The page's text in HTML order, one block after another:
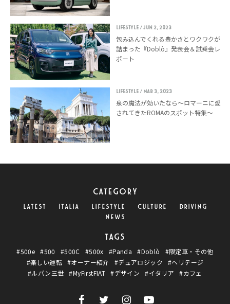
LIFESTYLE/ Jun 2, 2023
包み込んでくれる豊かさとワクワクが
詰まった『Doblò』発表会＆試乗会レ
ポート
LIFESTYLE / Mar 3, 2023
泉の魔法が効いたなら〜ロマーニに愛
されてきたROMAのスポット特集〜
CATEGORY
LATEST ITALIA LIFESTYLE CULTURE
DRIVING
NEWS
TAGS
#500e #500 #500C #500x #Panda #Doblò
#限定車・その他
#楽しい運転 #オーナー紹介 #デュアロジック
#ヘリテージ
#ルパン三世
#MyFirstFIAT #デザイン #イタリア #カフェ